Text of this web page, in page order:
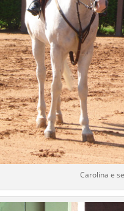
Carolina e